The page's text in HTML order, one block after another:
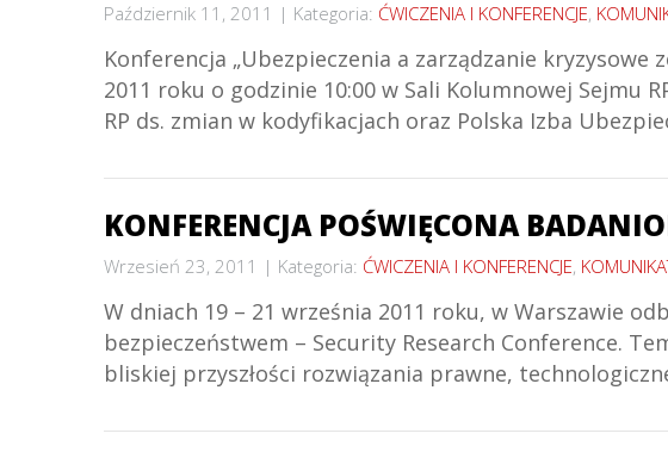
Październik 11, 2011 Kategoria: ĆWICZENIA I KONFERENCJE,
Konferencja „Ubezpieczenia a zarządzanie
2011 roku o godzinie 10:00 w Sali Kolumnowej Sejmu
RP ds. zmian w kodyfikacjach oraz Polska Izba
KONFERENCJA POŚWIĘCONA
Wrzesień 23, 2011 Kategoria: ĆWICZENIA I KONFERENCJE,
W dniach 19 – 21 września 2011 roku, w Warszawie
bezpieczeństwem – Security Research Conference.
bliskiej przyszłości rozwiązania prawne,